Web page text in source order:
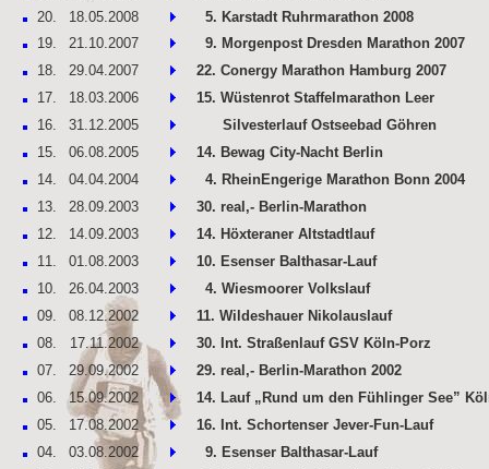
20.
18.05.2008
5. Karstadt Ruhrmarathon 2008
19.
21.10.2007
9. Morgenpost Dresden Marathon 2007
18.
29.04.2007
22. Conergy Marathon Hamburg 2007
17. 18.03.2006
15. Wüstenrot Staffelmarathon Leer
16.
31.12.2005
Silvesterlauf Ostseebad Göhren
15.
06.08.2005
14. Bewag City-Nacht Berlin
14.
04.04.2004
4. RheinEngerige Marathon Bonn 2004
13. 28.09.2003
30. real,- Berlin-Marathon
12.
14.09.2003
14. Höxteraner Altstadtlauf
11.
01.08.2003
10. Esenser Balthasar-Lauf
10.
26.04.2003
4. Wiesmoorer Volkslauf
09.
08.12.2002
11. Wildeshauer Nikolauslauf
08.
17.11.2002
30. Int. Straßenlauf GSV Köln-Porz
07.
29.09.2002
29. real,- Berlin-Marathon 2002
06.
15.09.2002
14. Lauf „Rund um den Fühlinger See”
05.
17.08.2002
16. Int. Schortenser Jever-Fun-Lauf
04.
03.08.2002
9. Esenser Balthasar-Lauf